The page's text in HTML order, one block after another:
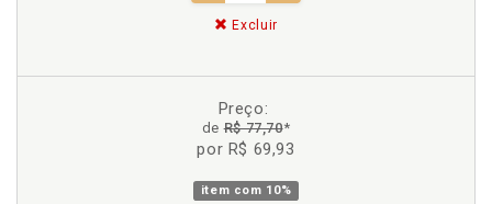
Excluir
Preço:
deR$ 77,70*
por R$ 69,93
item com 10%